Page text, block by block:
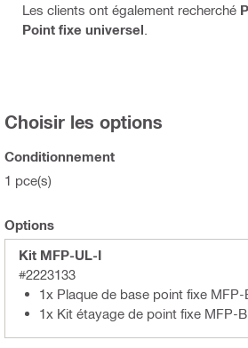
Les clients ont également recherché
Point fixe universel
Choisir les options
Conditionnement
1 pce(s)
Options
Kit MFP-UL-I
#2223133
1x Plaque de base point fixe MFP-
1x Kit étayage de point fixe MFP-